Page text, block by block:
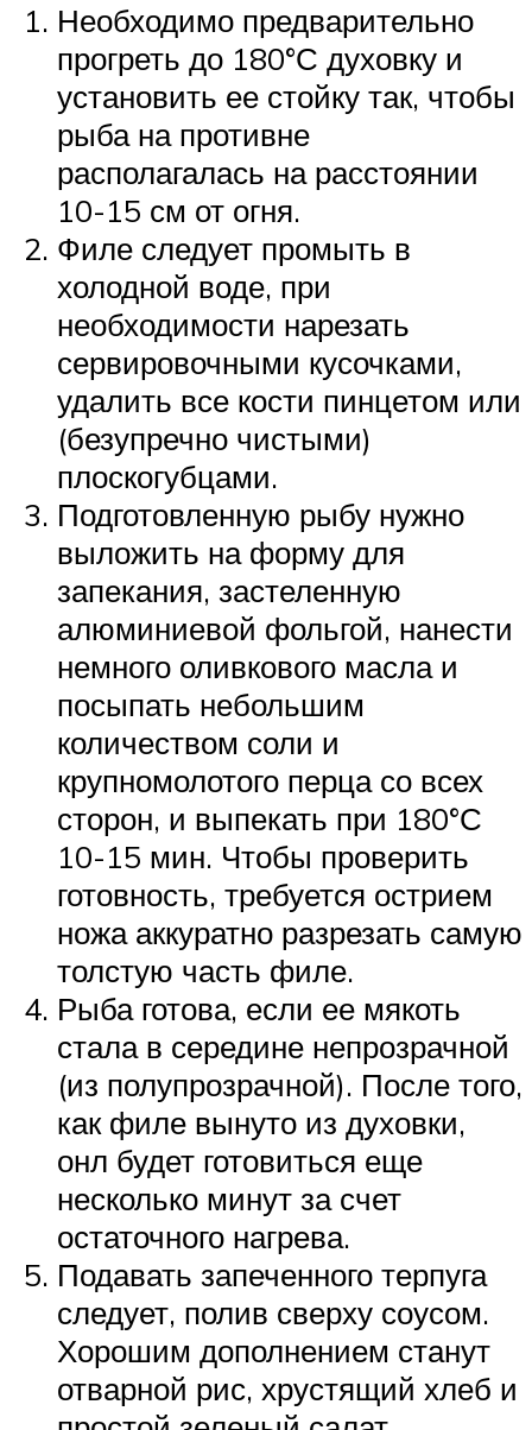
Необходимо предварительно
прогреть до 180°С духовку и
установить ее стойку так, чтобы
рыба на противне
располагалась на расстоянии
10-15 см от огня.
Филе следует промыть в
холодной воде, при
необходимости нарезать
сервировочными кусочками,
удалить все кости пинцетом или
(безупречно чистыми)
плоскогубцами.
Подготовленную рыбу нужно
выложить на форму для
запекания, застеленную
алюминиевой фольгой, нанести
немного оливкового масла и
посыпать небольшим
количеством соли и
крупномолотого перца со всех
сторон, и выпекать при 180°С
10-15 мин. Чтобы проверить
готовность, требуется острием
ножа аккуратно разрезать самую
толстую часть филе.
Рыба готова, если ее мякоть
стала в середине непрозрачной
(из полупрозрачной). После того,
как филе вынуто из духовки,
онл будет готовиться еще
несколько минут за счет
остаточного нагрева.
Подавать запеченного терпуга
следует, полив сверху соусом.
Хорошим дополнением станут
отварной рис, хрустящий хлеб и